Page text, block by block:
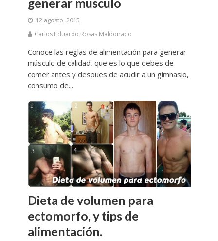
12 agosto, 2015
Carlos Eduardo Rosas Maldonado
Conoce las reglas de alimentación para generar
músculo de calidad, que es lo que debes de
comer antes y despues de acudir a un gimnasio,
consumo de...
Dieta de volumen para
ectomorfo, y tips de
alimentación.